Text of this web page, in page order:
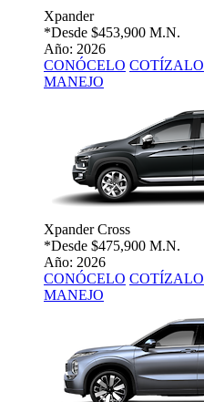
Xpander
*Desde $453,900 M.N.
Año: 2026
CONÓCELO COTÍZALO
MANEJO
Xpander Cross
*Desde $475,900 M.N.
Año: 2026
CONÓCELO COTÍZALO
MANEJO